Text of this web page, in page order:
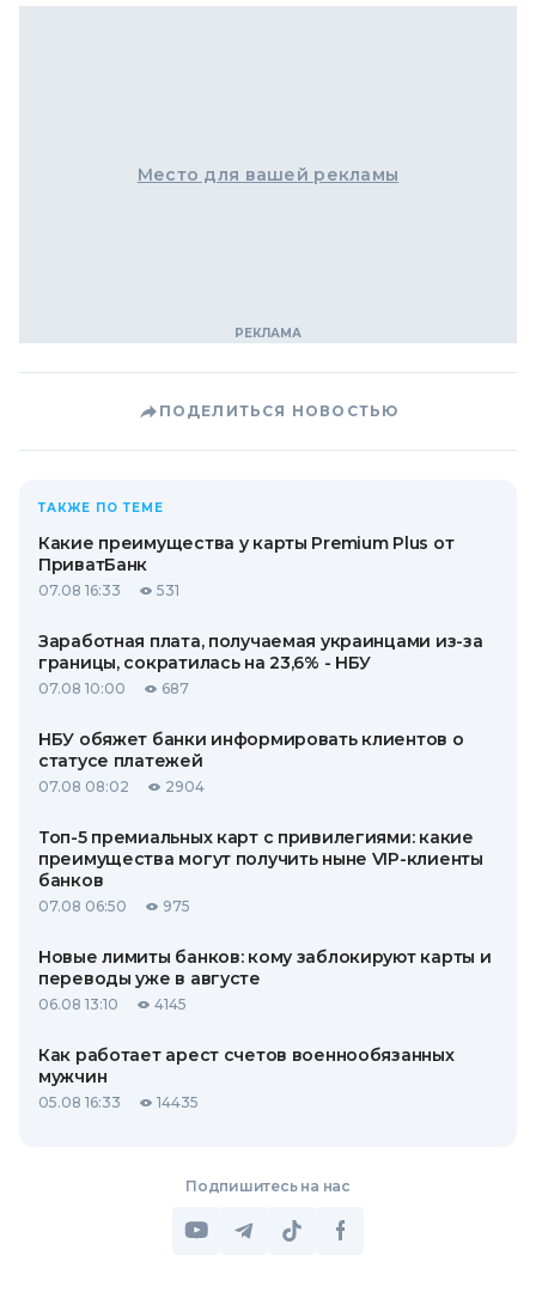
Место для вашей рекламы
ПОДЕЛИТЬСЯ НОВОСТЬЮ
ТАКЖЕ ПО ТЕМЕ
Какие преимущества у карты Premium Plus от
ПриватБанк
07.08 16:33 531
Заработная плата, получаемая украинцами из-за
границы, сократилась на 23,6% - НБУ
07.08 10:00 687
НБУ обяжет банки информировать клиентов о
статусе платежей
07.08 08:02 2904
Топ-5 премиальных карт с привилегиями: какие
преимущества могут получить ныне VIP-клиенты
банков
07.08 06:50 975
Новые лимиты банков: кому заблокируют карты и
переводы уже в августе
06.08 13:10 4145
Как работает арест счетов военнообязанных
мужчин
05.08 16:33 14435
Подпишитесь на нас